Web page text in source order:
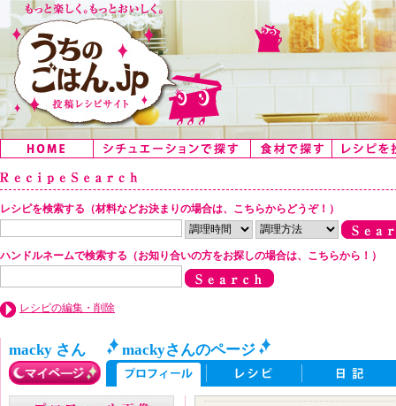
レシピを検索する（材料などお決まりの場合は、こちらからどうぞ！）
ハンドルネームで検索する（お知り合いの方をお探しの場合は、こちらから！）
レシピの編集・削除
macky さん mackyさんのページ